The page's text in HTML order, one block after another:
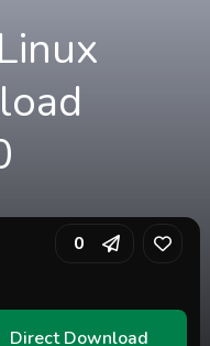
0
Direct Download